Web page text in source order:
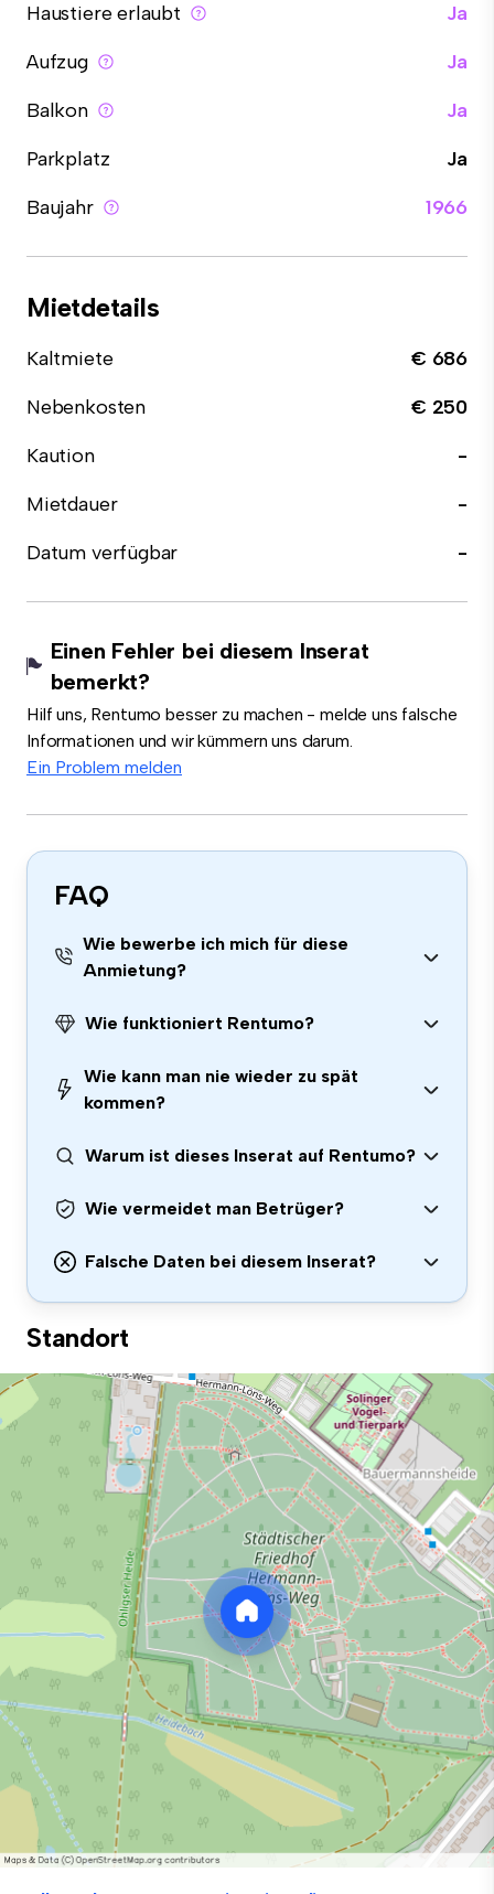
Haustiere erlaubt
Ja
Aufzug
Ja
Balkon
Ja
Parkplatz
Ja
Baujahr
1966
Mietdetails
Kaltmiete
€ 686
Nebenkosten
€ 250
Kaution
-
Mietdauer
-
Datum verfügbar
-
Einen Fehler bei diesem Inserat
bemerkt?
Hilf uns, Rentumo besser zu machen - melde uns falsche
Informationen und wir kümmern uns darum.
Ein Problem melden
FAQ
Wie bewerbe ich mich für diese
Anmietung?
Wie funktioniert Rentumo?
Wie kann man nie wieder zu spät
kommen?
Warum ist dieses Inserat auf Rentumo?
Wie vermeidet man Betrüger?
Falsche Daten bei diesem Inserat?
Standort